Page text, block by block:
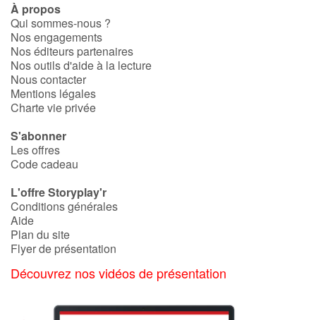
À propos
Qui sommes-nous ?
Nos engagements
Nos éditeurs partenaires
Nos outils d'aide à la lecture
Nous contacter
Mentions légales
Charte vie privée
S'abonner
Les offres
Code cadeau
L'offre Storyplay'r
Conditions générales
Aide
Plan du site
Flyer de présentation
Découvrez nos vidéos de présentation